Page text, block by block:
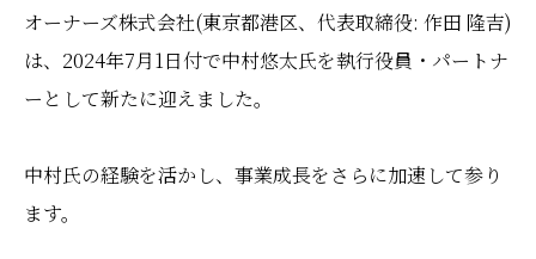
オーナーズ株式会社(東京都港区、代表取締役: 作田 隆吉)
は、2024年7月1日付で中村悠太氏を執行役員・パートナ
ーとして新たに迎えました。
中村氏の経験を活かし、事業成長をさらに加速して参り
ます。